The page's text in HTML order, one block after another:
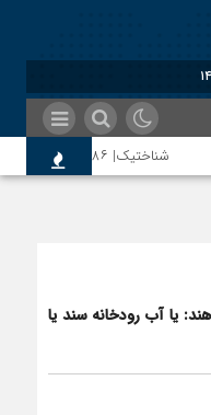
شناختیک| ۸۶ درصد مهاجران حامی ایران در جنگ؛ ۷۵ درصد مهاجران دولت چهاردهم را خیرخواه خود نمی‌دانند
سوءاستفاده معاندین از
اختصاصی| معطلی بار تاجران
یا آب رودخانه سند یا